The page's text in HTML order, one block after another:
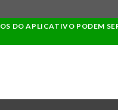
DO APLICATIVO PODEM